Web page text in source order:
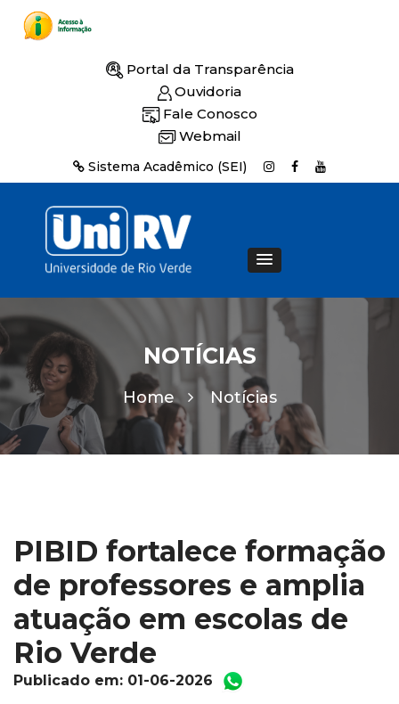
Portal da Transparência
Ouvidoria
Fale Conosco
Webmail
Sistema Acadêmico (SEI)
NOTÍCIAS
Home Notícias
PIBID fortalece formação
de professores e amplia
atuação em escolas de
Rio Verde
Publicado em: 01-06-2026